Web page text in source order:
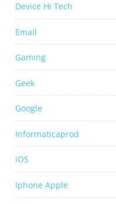
Device Hi Tech
Email
Gaming
Geek
Google
Informaticaprod
iOS
Iphone Apple